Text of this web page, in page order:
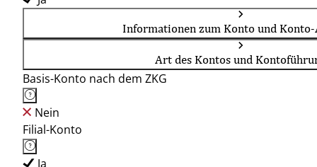
Informationen zum Konto und
Art des Kontos und
Basis-Konto nach dem ZKG
Nein
Filial-Konto
Ja